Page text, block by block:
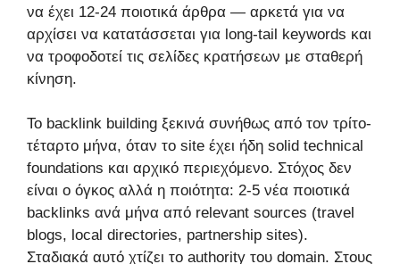
να έχει 12-24 ποιοτικά άρθρα — αρκετά για να
αρχίσει να κατατάσσεται για long-tail keywords και
να τροφοδοτεί τις σελίδες κρατήσεων με σταθερή
κίνηση.
Το backlink building ξεκινά συνήθως από τον τρίτο-
τέταρτο μήνα, όταν το site έχει ήδη solid technical
foundations και αρχικό περιεχόμενο. Στόχος δεν
είναι ο όγκος αλλά η ποιότητα: 2-5 νέα ποιοτικά
backlinks ανά μήνα από relevant sources (travel
blogs, local directories, partnership sites).
Σταδιακά αυτό χτίζει το authority του domain. Στους